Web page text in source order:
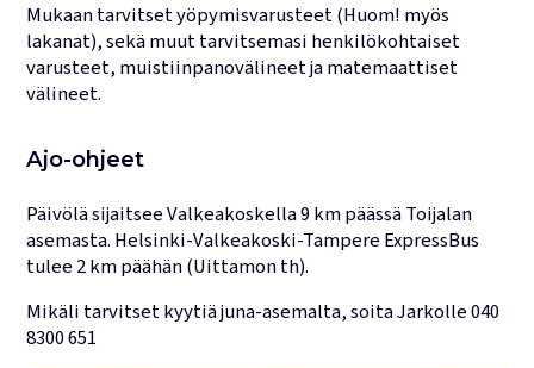
Mukaan tarvitset yöpymisvarusteet (Huom! myös
lakanat), sekä muut tarvitsemasi henkilökohtaiset
varusteet, muistiinpanovälineet ja matemaattiset
välineet.
Ajo-ohjeet
Päivölä sijaitsee Valkeakoskella 9 km päässä Toijalan
asemasta. Helsinki-Valkeakoski-Tampere ExpressBus
tulee 2 km päähän (Uittamon th).
Mikäli tarvitset kyytiä juna-asemalta, soita Jarkolle 040
8300 651